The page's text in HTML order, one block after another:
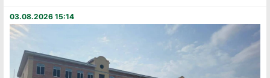
03.08.2026 15:14